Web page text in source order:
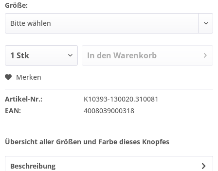
Größe:
In den Warenkorb
Merken
Artikel-Nr.:
K10393-130020.310081
EAN:
4008039000318
Übersicht aller Größen und Farbe dieses Knopfes
Beschreibung